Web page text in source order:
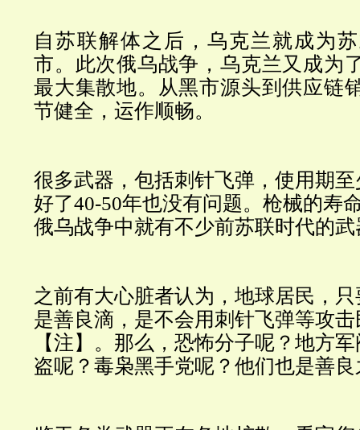
自苏联解体之后，乌克兰就成为
市。此次俄乌战争，乌克兰又成为
最大集散地。从黑市源头到供应链
节健全，运作顺畅。
很多武器，包括刺针飞弹，使用期
好了40-50年也没有问题。 枪械的寿
俄乌战争中就有不少前苏联时代的武
之前有大心脏者认为，地球居民，
是善良滴，是不会用刺针飞弹等攻
【注】。那么，恐怖分子呢？地方
盗呢？毒枭黑手党呢？他们也是善